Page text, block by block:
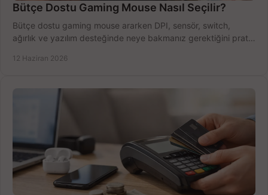
Bütçe Dostu Gaming Mouse Nasıl Seçilir?
Bütçe dostu gaming mouse ararken DPI, sensör, switch,
ağırlık ve yazılım desteğinde neye bakmanız gerektiğini pratik
12 Haziran 2026